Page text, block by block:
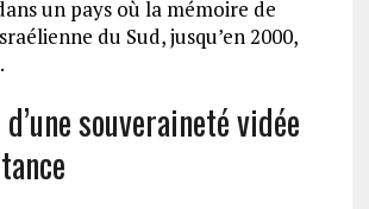
un pays où la mémoire de
du Sud, jusqu’en 2000,
souveraineté vidée